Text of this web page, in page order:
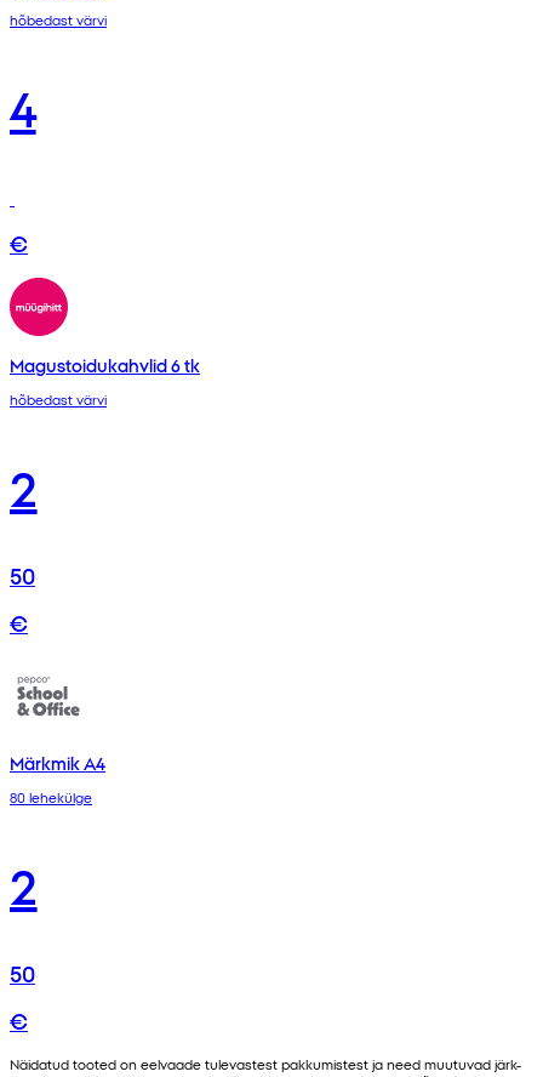
hõbedast värvi
4
€
Magustoidukahvlid 6 tk
hõbedast värvi
2
50
€
Märkmik A4
80 lehekülge
2
50
€
Näidatud tooted on eelvaade tulevastest pakkumistest ja need muutuvad järk-